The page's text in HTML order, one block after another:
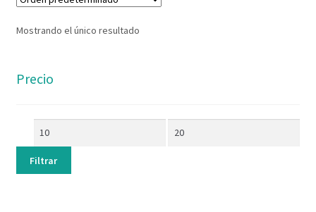
Mostrando el único resultado
Precio
Filtrar